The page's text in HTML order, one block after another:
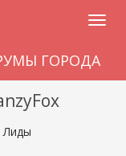
ГОРОДА
Лиды